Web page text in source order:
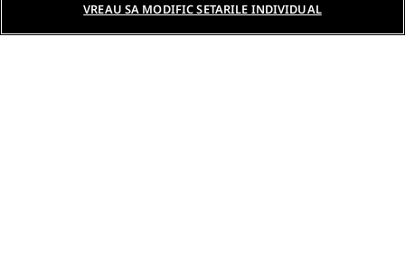
VREAU SA MODIFIC SETARILE INDIVIDUAL